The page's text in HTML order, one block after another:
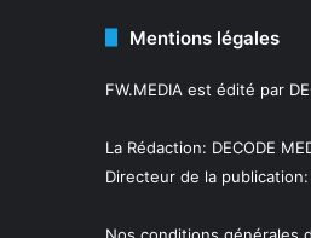
Mentions légales
FW.MEDIA est édité par
La Rédaction: DECODE
Directeur de la publication:
Nos conditions générales